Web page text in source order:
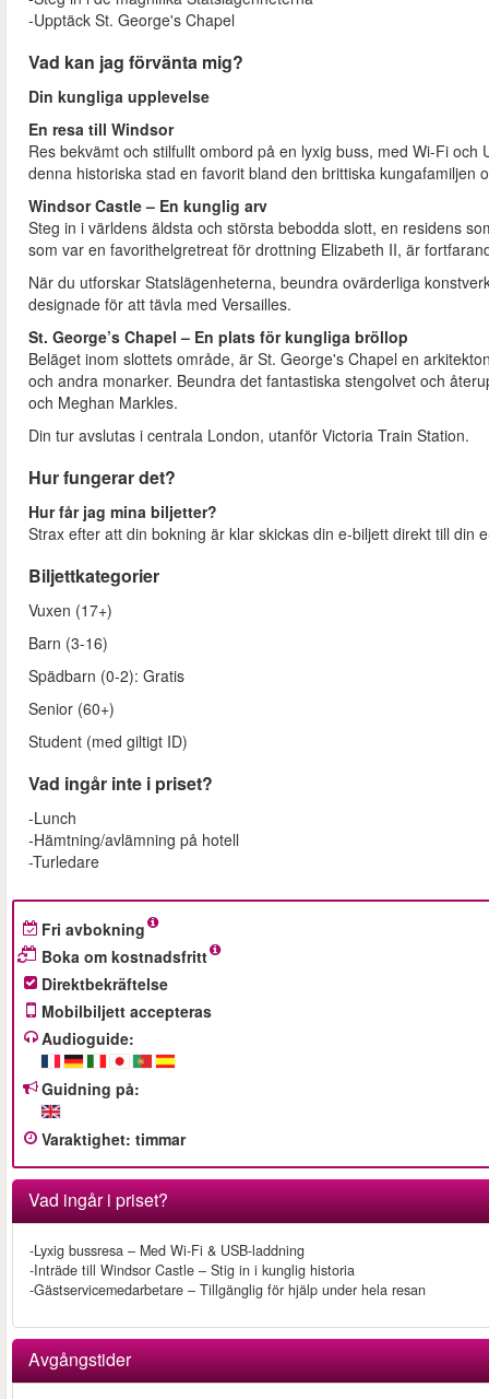
-Upptäck St. George's Chapel
Vad kan jag förvänta mig?
Din kungliga upplevelse
En resa till Windsor
Res bekvämt och stilfullt ombord på en lyxig buss, med Wi-Fi
denna historiska stad en favorit bland den brittiska
Windsor Castle – En kunglig arv
Steg in i världens äldsta och största bebodda slott, en residens
som var en favorithelgretreat för drottning Elizabeth II, är
När du utforskar Statslägenheterna, beundra ovärderliga
designade för att tävla med Versailles.
St. George’s Chapel – En plats för kungliga bröllop
Beläget inom slottets område, är St. George's Chapel en
och andra monarker. Beundra det fantastiska stengolvet och
och Meghan Markles.
Din tur avslutas i centrala London, utanför Victoria Train Station.
Hur fungerar det?
Hur får jag mina biljetter?
Strax efter att din bokning är klar skickas din e-biljett direkt till din
Biljettkategorier
Vuxen (17+)
Barn (3-16)
Spädbarn (0-2): Gratis
Senior (60+)
Student (med giltigt ID)
Vad ingår inte i priset?
-Lunch
-Hämtning/avlämning på hotell
-Turledare
Fri avbokning
Boka om kostnadsfritt
Direktbekräftelse
Mobilbiljett accepteras
Audioguide:
Guidning på:
Varaktighet: timmar
Vad ingår i priset?
-Lyxig bussresa – Med Wi-Fi & USB-laddning
-Inträde till Windsor Castle – Stig in i kunglig historia
-Gästservicemedarbetare – Tillgänglig för hjälp under hela resan
Avgångstider